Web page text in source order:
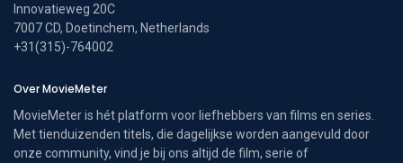
Innovatieweg 20C
7007 CD, Doetinchem, Netherlands
+31(315)-764002
Over MovieMeter
MovieMeter is hét platform voor liefhebbers van films en series.
Met tienduizenden titels, die dagelijkse worden aangevuld door
onze community, vind je bij ons altijd de film, serie of